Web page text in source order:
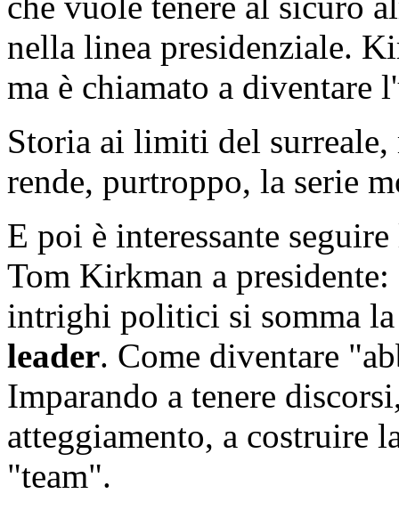
nella linea presidenziale.
ma è chiamato a diventare
Storia ai limiti del
rende, purtroppo, la serie
E poi è interessante
Tom Kirkman a
intrighi politici si somma
leader. Come diventare
Imparando a tenere
atteggiamento, a costruire
"team".